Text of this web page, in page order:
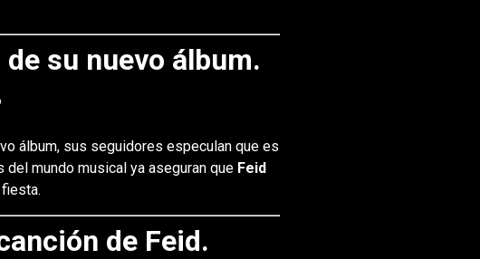
su nuevo álbum.
álbum, sus seguidores especulan que es
mundo musical ya aseguran que Feid
de Feid.